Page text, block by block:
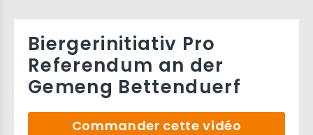
Biergerinitiativ Pro
Referendum an der
Gemeng Bettenduerf
Commander cette vidéo